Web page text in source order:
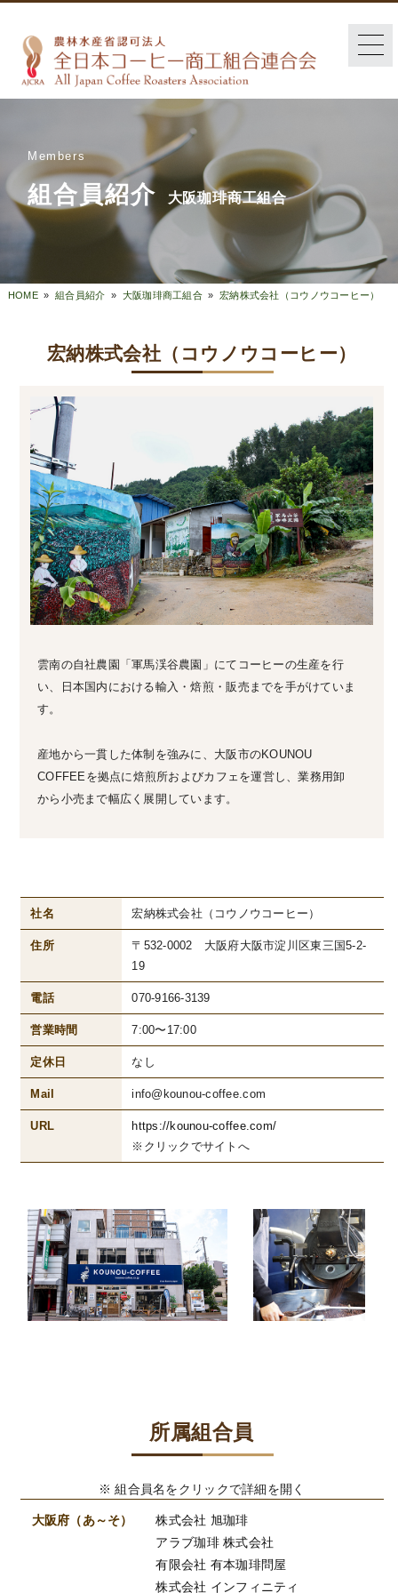
Members
組合員紹介 大阪珈琲商工組合
HOME »組合員紹介 » 大阪珈琲商工組合 »宏納株式会社（コウノウコーヒー）
宏納株式会社（コウノウコーヒー）
雲南の自社農園「軍馬渓谷農園」にてコーヒーの生産を行
い、日本国内における輸入・焙煎・販売までを手がけていま
す。
産地から一貫した体制を強みに、大阪市のKOUNOU
COFFEEを拠点に焙煎所およびカフェを運営し、業務用卸
から小売まで幅広く展開しています。
社名 宏納株式会社（コウノウコーヒー）
住所
〒532-0002 大阪府大阪市淀川区東三国5-2-
19
電話 070-9166-3139
営業時間 7:00〜17:00
定休日 なし
Mail info@kounou-coffee.com
URL
https://kounou-coffee.com/
※クリックでサイトへ
所属組合員
※ 組合員名をクリックで詳細を開く
大阪府（あ～そ）
株式会社 旭珈琲
アラブ珈琲 株式会社
有限会社 有本珈琲問屋
株式会社 インフィニティ